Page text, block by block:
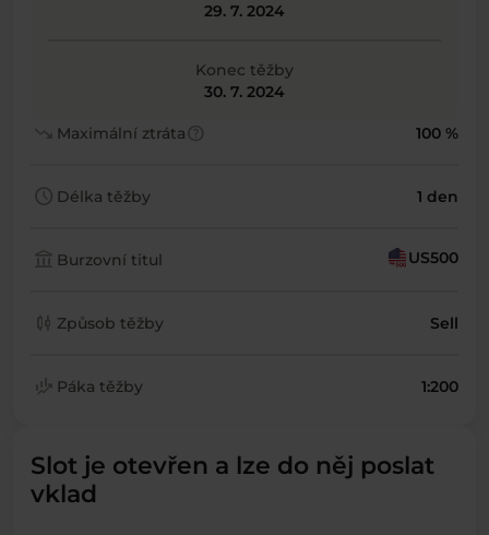
29. 7. 2024
Konec těžby
30. 7. 2024
trending_down Maximální ztrátahelp 100 %
schedule Délka těžby 1 den
account_balance Burzovní titul US500
candlestick_chart Způsob těžby Sell
finance_mode Páka těžby 1:200
Slot je otevřen a lze do něj poslat
vklad